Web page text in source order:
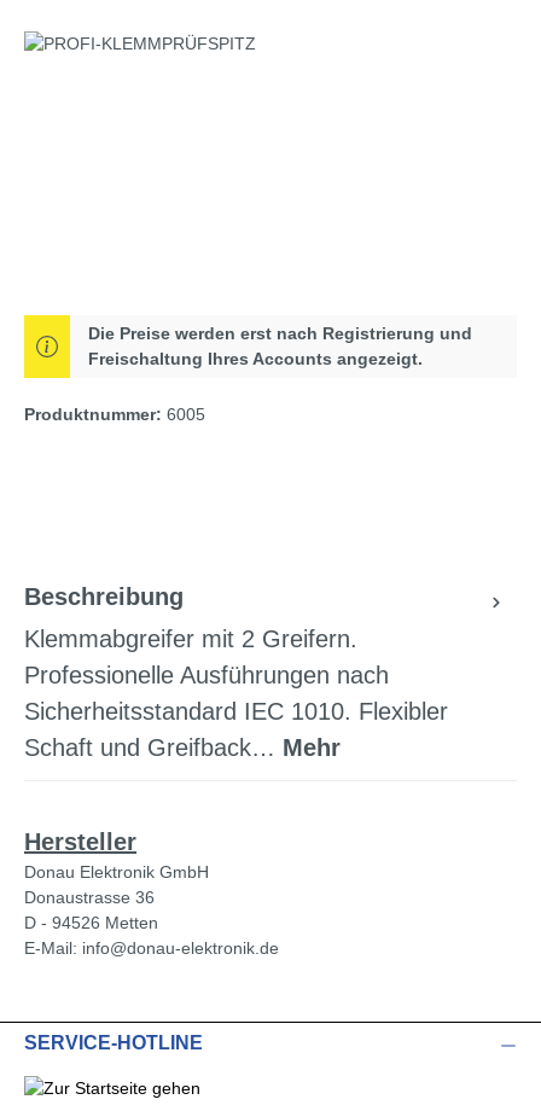
Bildergalerie überspringen
Die Preise werden erst nach Registrierung und
Freischaltung Ihres Accounts angezeigt.
Produktnummer: 6005
Beschreibung
Klemmabgreifer mit 2 Greifern.
Professionelle Ausführungen nach
Sicherheitsstandard IEC 1010. Flexibler
Schaft und Greifback… Mehr
Hersteller
Donau Elektronik GmbH
Donaustrasse 36
D - 94526 Metten
E-Mail: info@donau-elektronik.de
SERVICE-HOTLINE